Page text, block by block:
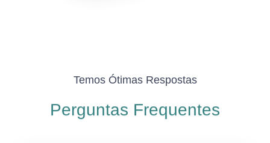
Temos Ótimas Respostas
Perguntas Frequentes